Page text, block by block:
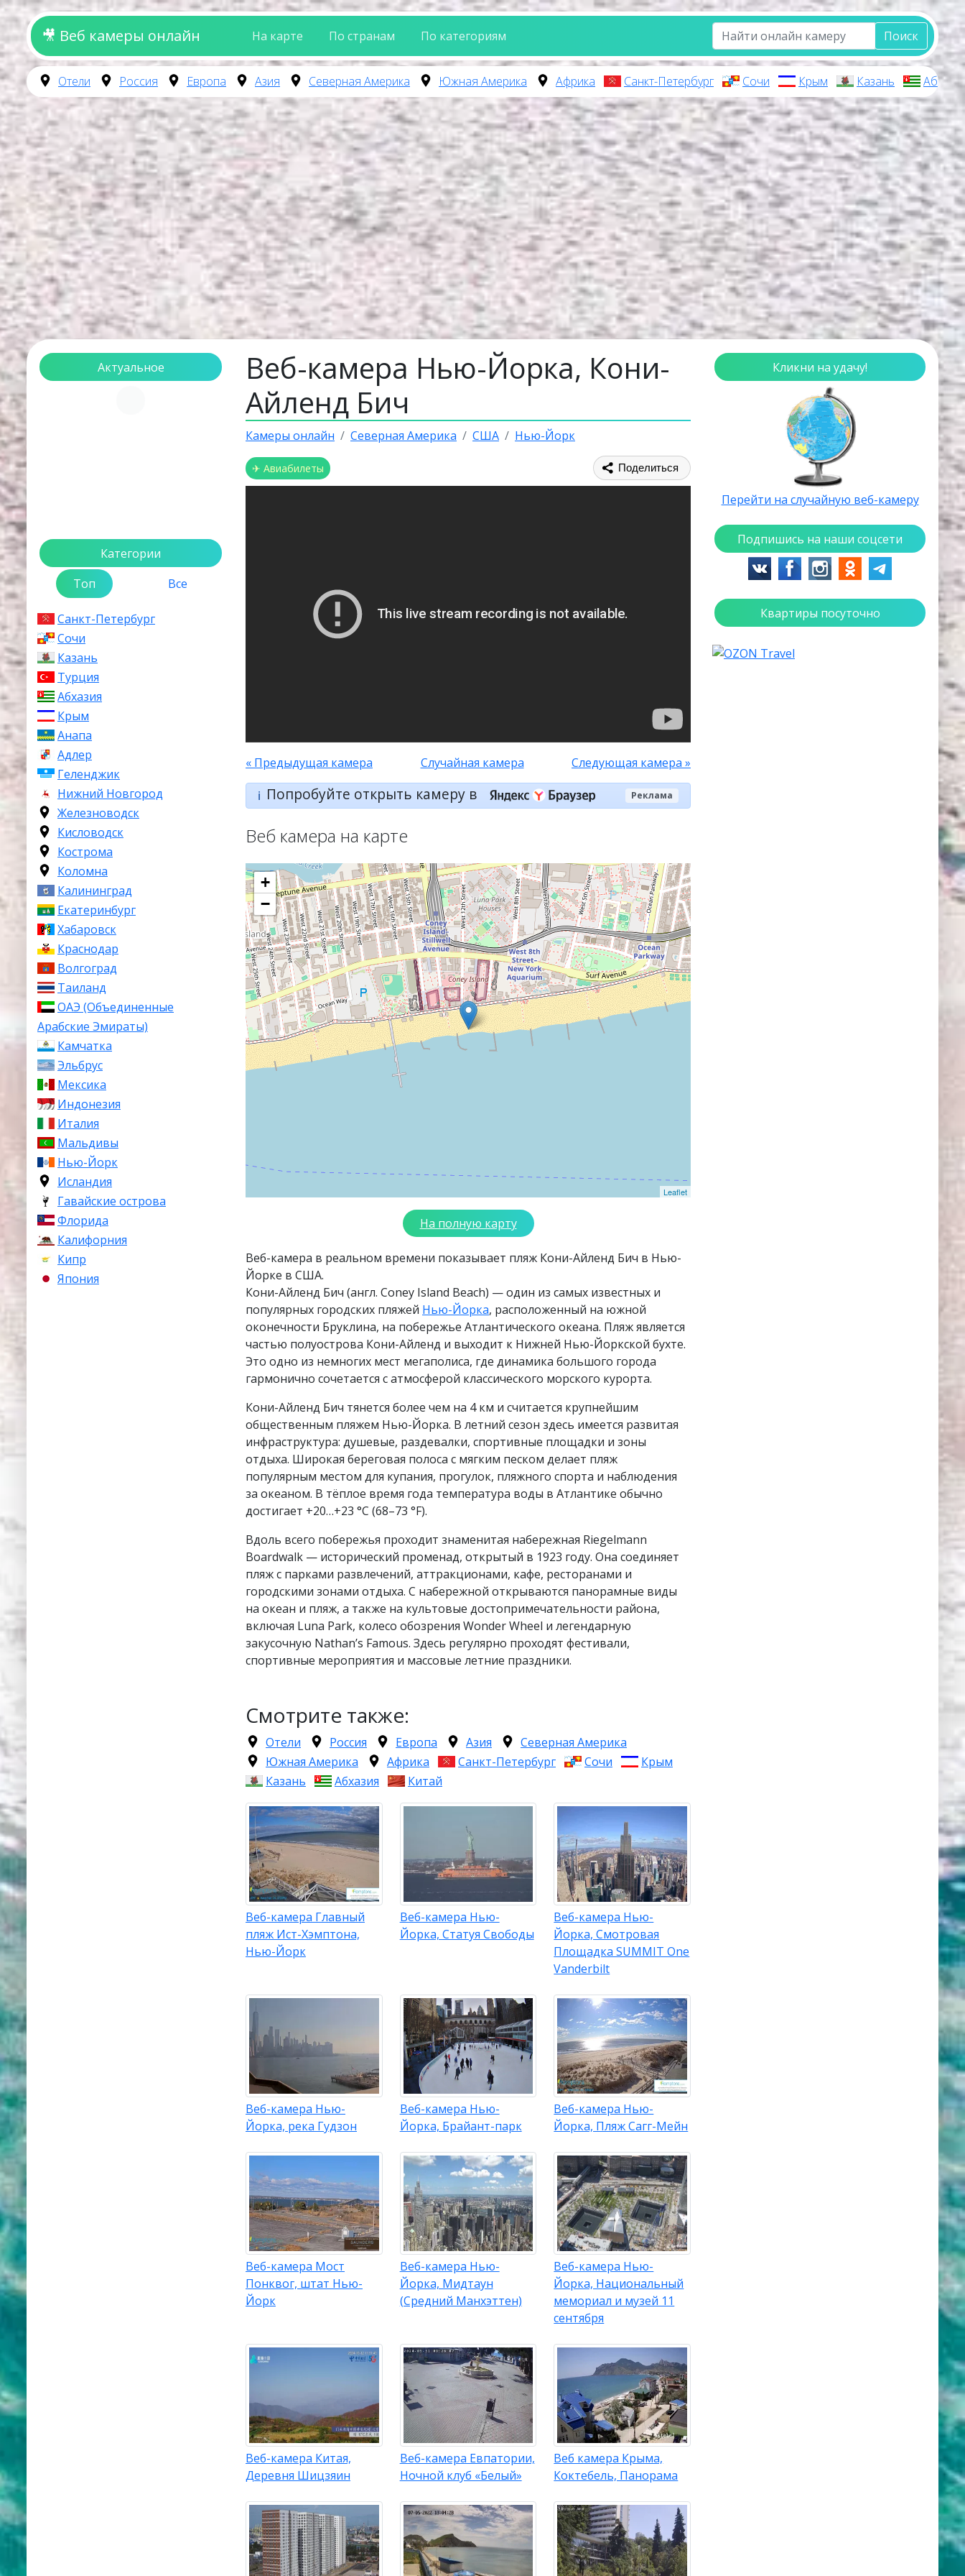
🎥 Веб камеры онлайн На карте По странам По категориям Поиск
Отели Россия Европа Азия Северная Америка Южная Америка Африка Санкт-Петербург Сочи Крым Казань
Актуальное
Категории
Топ
Все
Санкт-Петербург
Сочи
Казань
Турция
Абхазия
Крым
Анапа
Адлер
Геленджик
Нижний Новгород
Железноводск
Кисловодск
Кострома
Коломна
Калининград
Екатеринбург
Хабаровск
Краснодар
Волгоград
Таиланд
ОАЭ (Объединенные
Арабские Эмираты)
Камчатка
Эльбрус
Мексика
Индонезия
Италия
Мальдивы
Нью-Йорк
Исландия
Гавайские острова
Флорида
Калифорния
Кипр
Япония
Веб-камера Нью-Йорка, Кони-
Айленд Бич
Камеры онлайн Северная Америка США Нью-Йорк
✈ Авиабилеты Поделиться
« Предыдущая камера Случайная камера Следующая камера »
ℹ️ Попробуйте открыть камеру в Реклама
Веб камера на карте
+
−
Leaflet
На полную карту
Веб-камера в реальном времени показывает пляж Кони-Айленд Бич в Нью-
Йорке в США.
Кони-Айленд Бич (англ. Coney Island Beach) — один из самых известных и
популярных городских пляжей Нью-Йорка, расположенный на южной
оконечности Бруклина, на побережье Атлантического океана. Пляж является
частью полуострова Кони-Айленд и выходит к Нижней Нью-Йоркской бухте.
Это одно из немногих мест мегаполиса, где динамика большого города
гармонично сочетается с атмосферой классического морского курорта.
Кони-Айленд Бич тянется более чем на 4 км и считается крупнейшим
общественным пляжем Нью-Йорка. В летний сезон здесь имеется развитая
инфраструктура: душевые, раздевалки, спортивные площадки и зоны
отдыха. Широкая береговая полоса с мягким песком делает пляж
популярным местом для купания, прогулок, пляжного спорта и наблюдения
за океаном. В тёплое время года температура воды в Атлантике обычно
достигает +20…+23 °C (68–73 °F).
Вдоль всего побережья проходит знаменитая набережная Riegelmann
Boardwalk — исторический променад, открытый в 1923 году. Она соединяет
пляж с парками развлечений, аттракционами, кафе, ресторанами и
городскими зонами отдыха. С набережной открываются панорамные виды
на океан и пляж, а также на культовые достопримечательности района,
включая Luna Park, колесо обозрения Wonder Wheel и легендарную
закусочную Nathan’s Famous. Здесь регулярно проходят фестивали,
спортивные мероприятия и массовые летние праздники.
Смотрите также:
Отели Россия Европа Азия
Северная Америка
Южная Америка
Африка Санкт-Петербург Сочи
Крым
Казань
Абхазия Китай
Веб-камера Главный
пляж Ист-Хэмптона,
Нью-Йорк
Веб-камера Нью-
Йорка, Статуя Свободы
Веб-камера Нью-
Йорка, Смотровая
Площадка SUMMIT One
Vanderbilt
Веб-камера Нью-
Йорка, река Гудзон
Веб-камера Нью-
Йорка, Брайант-парк
Веб-камера Нью-
Йорка, Пляж Сагг-Мейн
Веб-камера Мост
Понквог, штат Нью-
Йорк
Веб-камера Нью-
Йорка, Мидтаун
(Средний Манхэттен)
Веб-камера Нью-
Йорка, Национальный
мемориал и музей 11
сентября
Веб-камера Китая,
Деревня Шицзяин
Веб-камера Евпатории,
Ночной клуб «Белый»
Веб камера Крыма,
Коктебель, Панорама
Кликни на удачу!
Перейти на случайную веб-камеру
Подпишись на наши соцсети
Квартиры посуточно